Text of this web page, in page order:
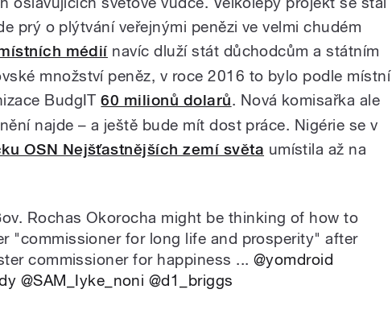
prý o plýtvání veřejnými penězi ve velmi chudém
médiínavíc dluží stát důchodcům a státním
množství peněz, v roce 2016 to bylo podle místní
BudgIT60 milionů dolarů. Nová komisařka ale
najde – a ještě bude mít dost práce. Nigérie se v
OSN Nejšťastnějších zemí světa umístila až na
Rochas Okorocha might be thinking of how to
"commissioner for long life and prosperity" after
commissioner for happiness ... @yomdroid
@SAM_Iyke_noni @d1_briggs